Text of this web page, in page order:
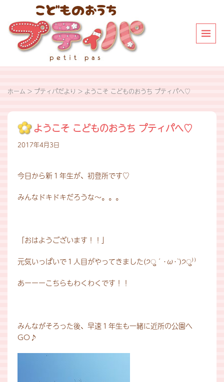
ホーム > プティパだより > ようこそ こどものおうち プティパへ♡
ようこそ こどものおうち プティパへ♡
2017年4月3日
今日から新１年生が、初登所です♡
みんなドキドキだろうな～。。。
「おはようございます！！」
元気いっぱいで１人目がやってきました(੭ु´･ω･`)੭ु⁾⁾
あーーーこちらもわくわくです！！
みんながそろった後、早速１年生も一緒に近所の公園へ
GO♪